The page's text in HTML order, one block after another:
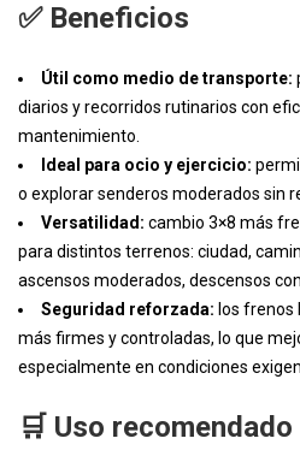
✅ Beneficios
Útil como medio de transporte:
diarios y recorridos rutinarios con
mantenimiento.
Ideal para ocio y ejercicio:
o explorar senderos moderados sin
Versatilidad: cambio 3×8 más
para distintos terrenos: ciudad,
ascensos moderados, descensos
Seguridad reforzada: los
más firmes y controladas, lo que
especialmente en condiciones
🛒 Uso recomendado